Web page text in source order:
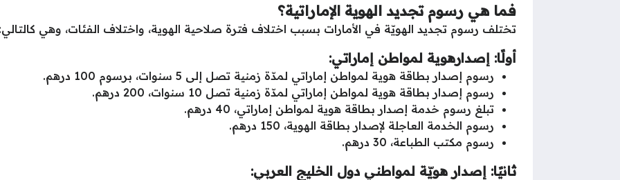
فما هي رسوم تجديد الهوية الإماراتية؟
تختلف رسوم تجديد الهويّة في الأمارات بسبب اختلاف فترة صلاحية الهوية، واختلاف الفئات، وهي
أولًا: إصدارهوية لمواطن إماراتي:
رسوم إصدار بطاقة هوية لمواطن إماراتي لمدّة زمنية تصل إلى 5 سنوات، برسوم 100 درهم.
رسوم إصدار بطاقة هوية لمواطن إماراتي لمدّة زمنية تصل 10 سنوات، 200 درهم.
تبلغ رسوم خدمة إصدار بطاقة هوية لمواطن إماراتي، 40 درهم.
رسوم الخدمة العاجلة لإصدار بطاقة الهوية، 150 درهم.
رسوم مكتب الطباعة، 30 درهم.
ثانيًا: إصدار هويّة لمواطني دول الخليج العربي: